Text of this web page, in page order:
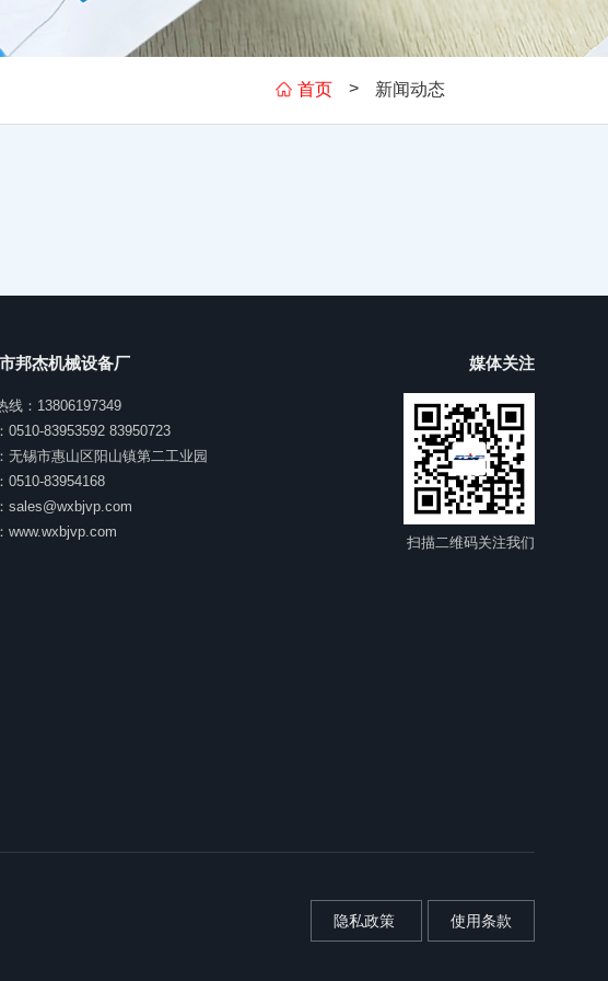
首页 > 新闻动态
邦杰机械设备厂
线：13806197349
0510-83953592 83950723
无锡市惠山区阳山镇第二工业园
0510-83954168
sales@wxbjvp.com
www.wxbjvp.com
媒体关注
扫描二维码关注我们
隐私政策 使用条款